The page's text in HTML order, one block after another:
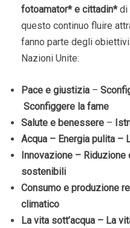
fotoamator* e cittadin*di
questo continuo fluire
fanno parte degli
Nazioni Unite:
Pace e giustizia –
Sconfiggere la fame
Salute e benessere –
Acqua – Energia pulita –
Innovazione –
sostenibili
Consumo e produzione
climatico
La vita sott’acqua – La